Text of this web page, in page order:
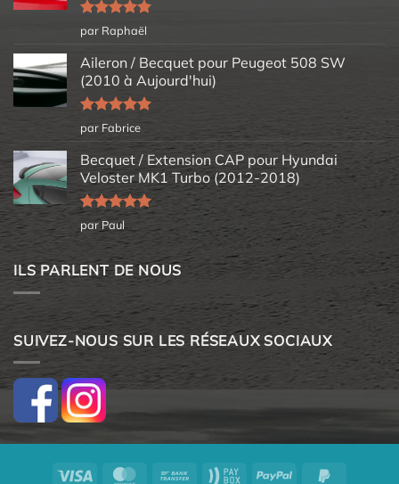
Note5sur
5
par Raphaël
Aileron / Becquet pour Peugeot 508 SW
(2010 à Aujourd'hui)
Note5sur
5
par Fabrice
Becquet / Extension CAP pour Hyundai
Veloster MK1 Turbo (2012-2018)
Note5sur
5
par Paul
ILS PARLENT DE NOUS
SUIVEZ-NOUS SUR LES RÉSEAUX SOCIAUX